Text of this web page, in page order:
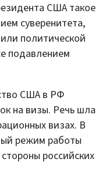
США такое
суверенитета,
политической
подавлением
США в РФ
на визы. Речь шла
визах. В
режим работы
российских